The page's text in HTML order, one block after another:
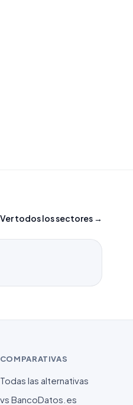
Ver todos los sectores →
COMPARATIVAS
Todas las alternativas
vs BancoDatos.es